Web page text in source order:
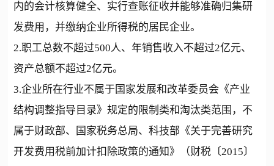
内的会计核算健全、实行查账征收并能够准确归集研
发费用，并缴纳企业所得税的居民企业。
2.职工总数不超过500人、年销售收入不超过2亿元、
资产总额不超过2亿元。
3.企业所在行业不属于国家发展和改革委员会《产业
结构调整指导目录》规定的限制类和淘汰类范围，不
属于财政部、国家税务总局、科技部《关于完善研究
开发费用税前加计扣除政策的通知》（财税〔2015〕